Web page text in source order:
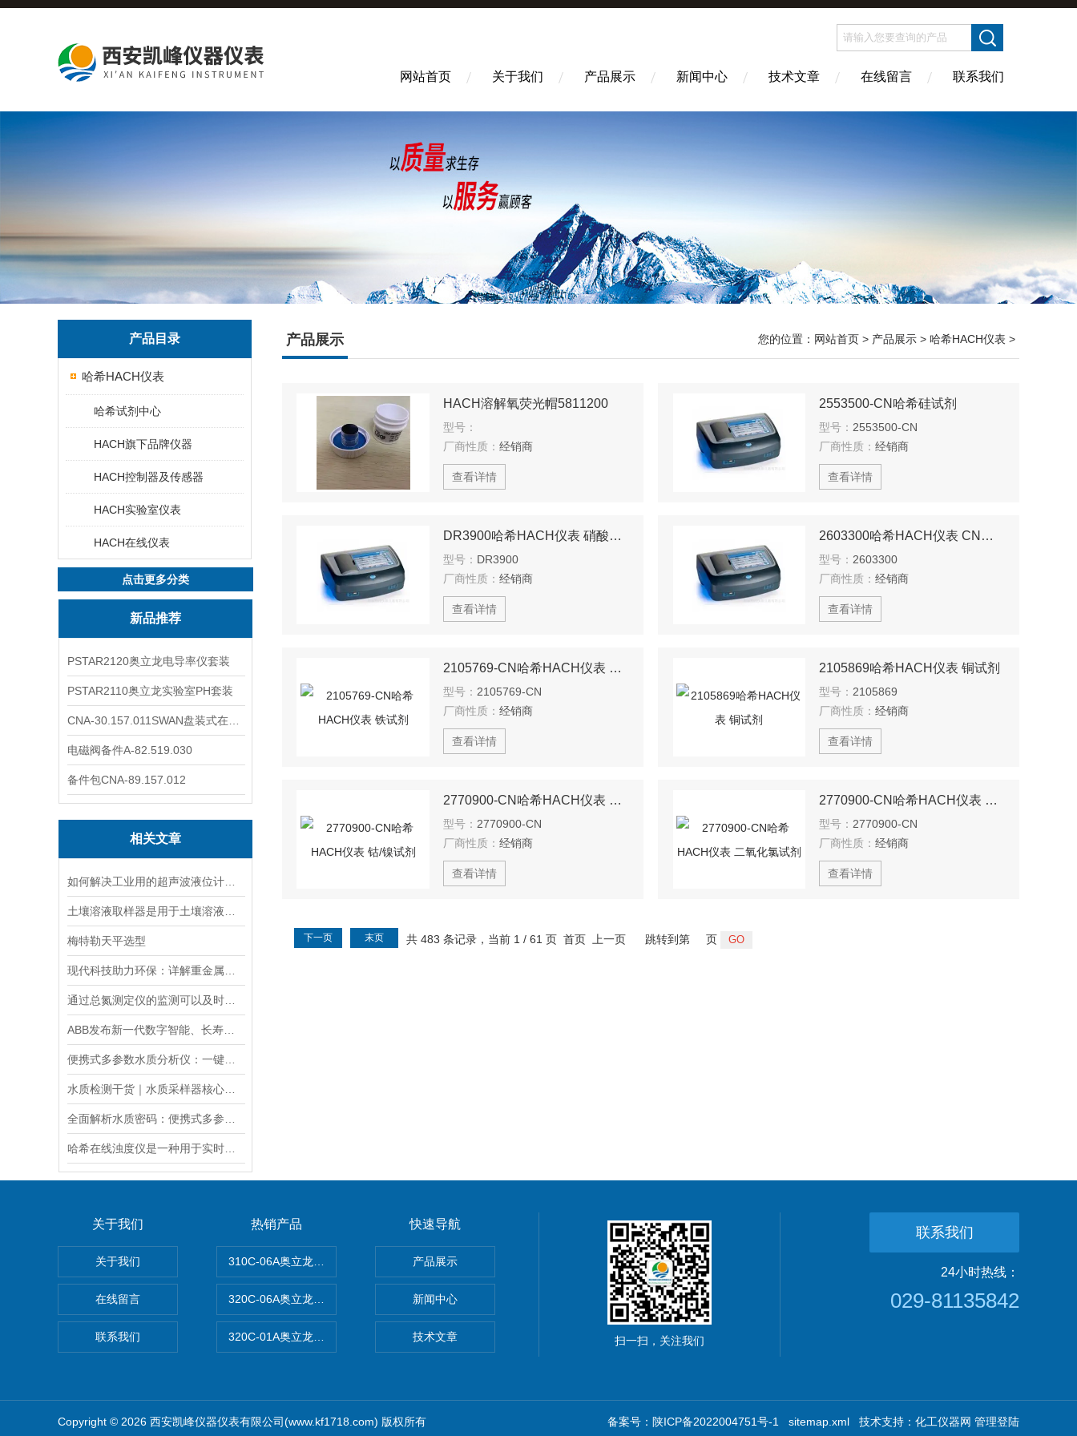
网站首页 关于我们 产品展示 新闻中心 技术文章 在线留言 联系我们
产品目录
哈希HACH仪表
哈希试剂中心
HACH旗下品牌仪器
HACH控制器及传感器
HACH实验室仪表
HACH在线仪表
点击更多分类
新品推荐
PSTAR2120奥立龙电导率仪套装
PSTAR2110奥立龙实验室PH套装
电磁阀备件A-82.519.030
备件包CNA-89.157.012
相关文章
梅特勒天平选型
产品展示 您的位置： 网站首页 > 产品展示 > 哈希HACH仪表 >
HACH溶解氧荧光帽5811200
型号：
厂商性质： 经销商
查看详情
2553500-CN哈希硅试剂
型号： 2553500-CN
厂商性质： 经销商
查看详情
DR3900哈希HACH仪表 硝酸盐试剂
型号： DR3900
厂商性质： 经销商
查看详情
2603300哈希HACH仪表 CN铜试剂
型号： 2603300
厂商性质： 经销商
查看详情
2105769-CN哈希HACH仪表 铁试剂
型号： 2105769-CN
厂商性质： 经销商
查看详情
2105869哈希HACH仪表 铜试剂
型号： 2105869
厂商性质： 经销商
查看详情
2770900-CN哈希HACH仪表 钴/镍试剂
型号： 2770900-CN
厂商性质： 经销商
查看详情
2770900-CN哈希HACH仪表 二氧化氯试剂
型号： 2770900-CN
厂商性质： 经销商
查看详情
共 483 条记录，当前 1 / 61 页 首页 上一页
下一页 末页 跳转到第 页
关于我们
关于我们
在线留言
联系我们
热销产品
310C-06A奥立龙实验室台式纯水电导率套装
320C-06A奥立龙实验室便携式电导率
320C-01A奥立龙实验室便携式电导率套装
快速导航
产品展示
新闻中心
技术文章 扫一扫，关注我们
联系我们
24小时热线：
029-81135842
Copyright © 2026 西安凯峰仪器仪表有限公司(www.kf1718.com) 版权所有 备案号：陕ICP备2022004751号-1 sitemap.xml 技术支持： 化工仪器网 管理登陆